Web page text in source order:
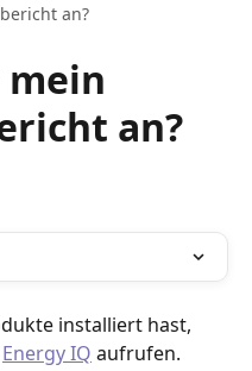
an?
mein
an?
installiert hast,
Energy IQ aufrufen.